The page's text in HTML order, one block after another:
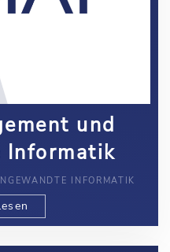
und
Informatik
INFORMATIK